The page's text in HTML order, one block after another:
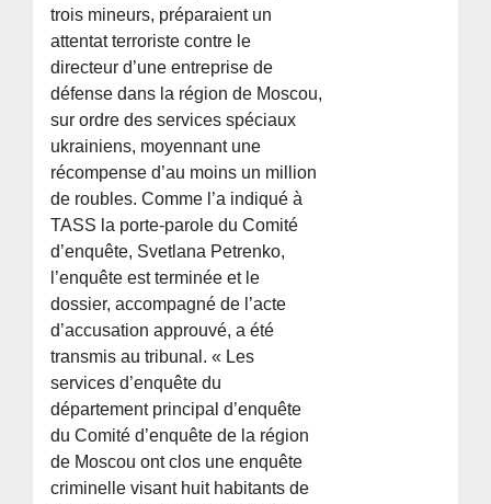
trois mineurs, préparaient un
attentat terroriste contre le
directeur d’une entreprise de
défense dans la région de Moscou,
sur ordre des services spéciaux
ukrainiens, moyennant une
récompense d’au moins un million
de roubles. Comme l’a indiqué à
TASS la porte-parole du Comité
d’enquête, Svetlana Petrenko,
l’enquête est terminée et le
dossier, accompagné de l’acte
d’accusation approuvé, a été
transmis au tribunal. « Les
services d’enquête du
département principal d’enquête
du Comité d’enquête de la région
de Moscou ont clos une enquête
criminelle visant huit habitants de